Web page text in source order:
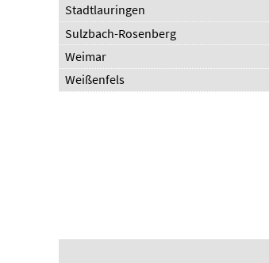
Stadtlauringen
Sulzbach-Rosenberg
Weimar
Weißenfels